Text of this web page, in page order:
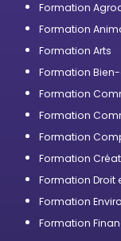
Formation
Formation
Formation Arts
Formation
Formation
Formation
Formation
Formation
Formation Droit
Formation
Formation